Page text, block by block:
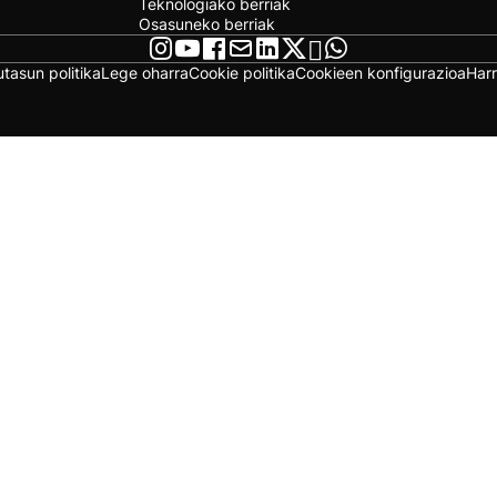
Teknologiako berriak
Osasuneko berriak
politikaLege oharraCookie politikaCookieen konfigurazioa